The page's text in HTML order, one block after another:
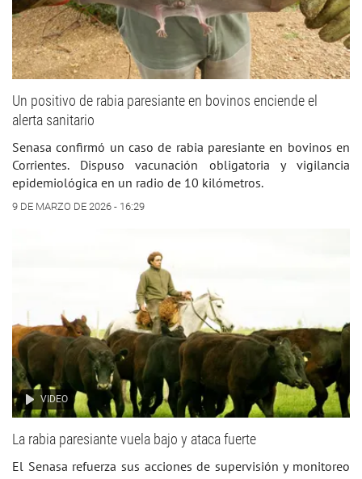
Un positivo de rabia paresiante en bovinos enciende el
alerta sanitario
Senasa confirmó un caso de rabia paresiante en bovinos en
Corrientes. Dispuso vacunación obligatoria y vigilancia
epidemiológica en un radio de 10 kilómetros.
9 DE MARZO DE 2026 - 16:29
VIDEO
La rabia paresiante vuela bajo y ataca fuerte
El Senasa refuerza sus acciones de supervisión y monitoreo